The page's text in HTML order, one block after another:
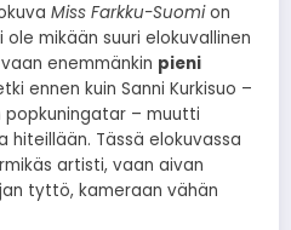
Miss Farkku-Suomion
mikään suuri elokuvallinen
enemmänkin pieni
ennen kuin Sanni Kurkisuo –
popkuningatar – muutti
Tässä elokuvassa
artisti, vaan aivan
tyttö, kameraan vähän